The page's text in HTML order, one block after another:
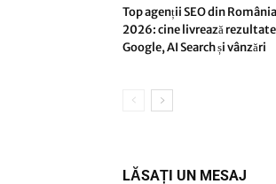
Top agenții SEO din
2026: cine livrează
Google, AI Search și vânzări
LĂSAȚI UN MESAJ